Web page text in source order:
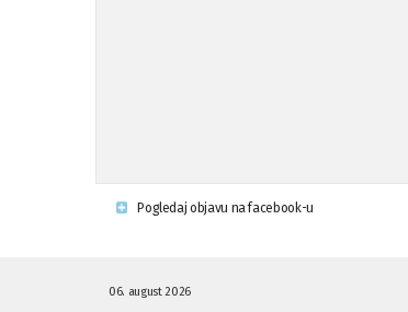
Pogledaj objavu na facebook-u
06. august 2026